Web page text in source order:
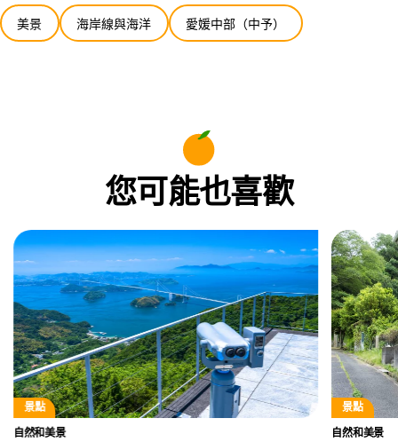
美景 海岸線與海洋 愛媛中部（中予）
您可能也喜歡
景點
自然和美景
景點
自然和美景